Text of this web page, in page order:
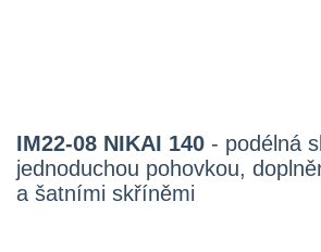
IM22-08 NIKAI 140 - podélná
jednoduchou pohovkou,
a šatními skříněmi